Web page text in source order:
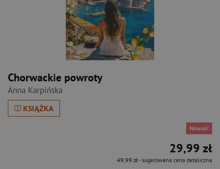
Chorwackie powroty
Anna Karpińska
KSIĄŻKA
Nowość
29,99 zł
49,99 zł- sugerowana cena detaliczna